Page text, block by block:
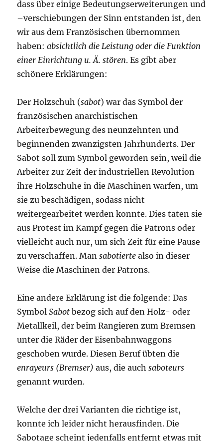
dass über einige Bedeutungserweiterungen und
–verschiebungen der Sinn entstanden ist, den
wir aus dem Französischen übernommen
haben:absichtlich die Leistung oder die Funktion
einer Einrichtung u. Ä. stören. Es gibt aber
schönere Erklärungen:
Der Holzschuh (sabot) war das Symbol der
französischen anarchistischen
Arbeiterbewegung des neunzehnten und
beginnenden zwanzigsten Jahrhunderts. Der
Sabot soll zum Symbol geworden sein, weil die
Arbeiter zur Zeit der industriellen Revolution
ihre Holzschuhe in die Maschinen warfen, um
sie zu beschädigen, sodass nicht
weitergearbeitet werden konnte. Dies taten sie
aus Protest im Kampf gegen die Patrons oder
vielleicht auch nur, um sich Zeit für eine Pause
zu verschaffen. Mansabotierte also in dieser
Weise die Maschinen der Patrons.
Eine andere Erklärung ist die folgende: Das
SymbolSabot bezog sich auf den Holz- oder
Metallkeil, der beim Rangieren zum Bremsen
unter die Räder der Eisenbahnwaggons
geschoben wurde. Diesen Beruf übten die
enrayeurs (Bremser) aus, die auchsaboteurs
genannt wurden.
Welche der drei Varianten die richtige ist,
konnte ich leider nicht herausfinden. Die
Sabotage scheint jedenfalls entfernt etwas mit